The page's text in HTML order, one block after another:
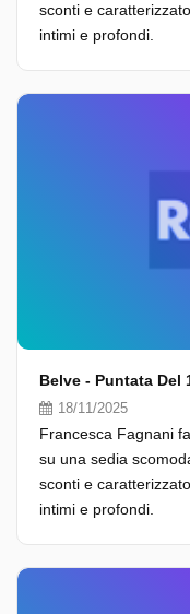
sconti e
intimi e profondi.
Belve - Puntata Del
18/11/2025
Francesca Fagnani
su una sedia
sconti e
intimi e profondi.